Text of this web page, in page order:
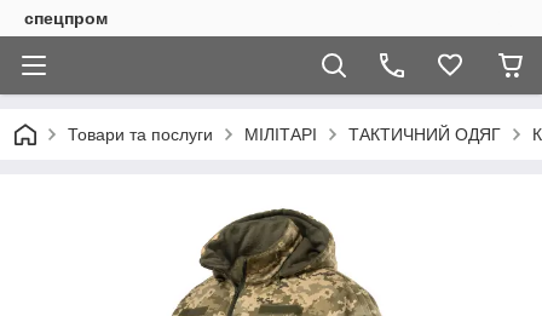
спецпром
Товари та послуги МІЛІТАРІ ТАКТИЧНИЙ ОДЯГ